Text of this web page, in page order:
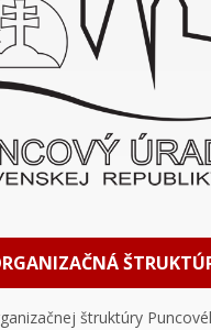
štruktúry